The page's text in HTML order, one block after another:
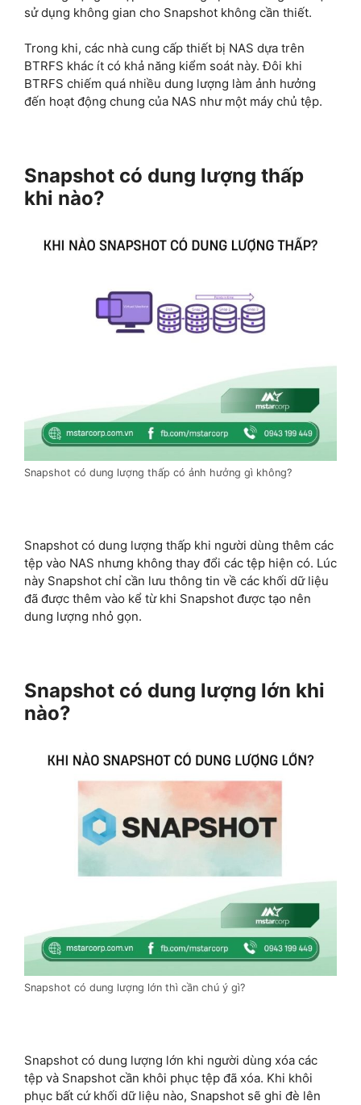
sử dụng không gian cho Snapshot không cần thiết.
Trong khi, các nhà cung cấp thiết bị NAS dựa trên
BTRFS khác ít có khả năng kiểm soát này. Đôi khi
BTRFS chiếm quá nhiều dung lượng làm ảnh hưởng
đến hoạt động chung của NAS như một máy chủ tệp.
Snapshot có dung lượng thấp
khi nào?
Snapshot có dung lượng thấp có ảnh hưởng gì không?
Snapshot có dung lượng thấp khi người dùng thêm các
tệp vào NAS nhưng không thay đổi các tệp hiện có. Lúc
này Snapshot chỉ cần lưu thông tin về các khối dữ liệu
đã được thêm vào kể từ khi Snapshot được tạo nên
dung lượng nhỏ gọn.
Snapshot có dung lượng lớn khi
nào?
Snapshot có dung lượng lớn thì cần chú ý gì?
Snapshot có dung lượng lớn khi người dùng xóa các
tệp và Snapshot cần khôi phục tệp đã xóa. Khi khôi
phục bất cứ khối dữ liệu nào, Snapshot sẽ ghi đè lên